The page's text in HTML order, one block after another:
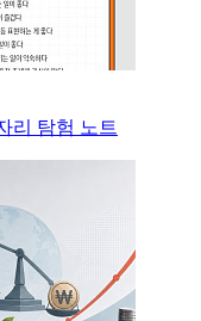
리 탐험 노트